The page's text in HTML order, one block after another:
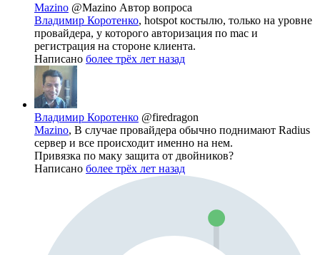
Mazino @Mazino Автор вопроса
Владимир Коротенко, hotspot костылю, только на уровне
провайдера, у которого авторизация по mac и
регистрация на стороне клиента.
Написано более трёх лет назад
Владимир Коротенко @firedragon
Mazino, В случае провайдера обычно поднимают Radius
сервер и все происходит именно на нем.
Привязка по маку защита от двойников?
Написано более трёх лет назад